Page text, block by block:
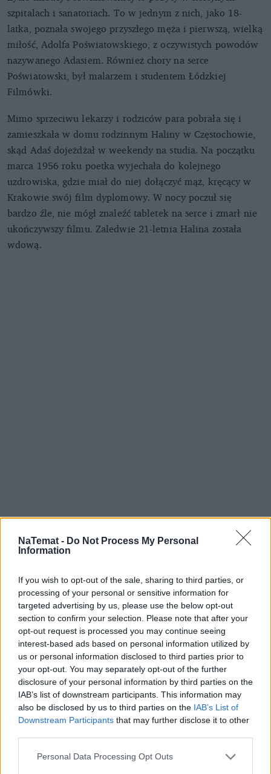
NaTemat - Do Not Process My Personal
Information
If you wish to opt-out of the sale, sharing to third parties, or
processing of your personal or sensitive information for
targeted advertising by us, please use the below opt-out
section to confirm your selection. Please note that after your
opt-out request is processed you may continue seeing
interest-based ads based on personal information utilized by
us or personal information disclosed to third parties prior to
your opt-out. You may separately opt-out of the further
disclosure of your personal information by third parties on the
IAB’s list of downstream participants. This information may
also be disclosed by us to third parties on the IAB’s List of
Downstream Participants that may further disclose it to other
Personal Data Processing Opt Outs
szpitalach i sanatoriach. To w jednym z nich, jako 18-
latka, poznała swojego przyszłego męża i pierwszą, wielką
miłość, Adolfa Poświatowskiego, z oczywistych powodów
nazywanego Adasiem. Również chory na serce
Poświatowski, był malarzem i studentem Łódzkiej
Filmówki.
Mimo sprzeciwu lekarzy i rodziców para pobrała się i
zamieszkała w domu rodzinnym Haliny w Częstochowie,
skąd Adaś dojeżdżał w weekendy na studia. Na początku
marca 1956 roku poetka wyjechała do kolejnego
uzdrowiska, gdzie miał do niej dołączyć mąż, kręcący w
Krakowie swój film dyplomowy. W nocy poczuł się
bardzo źle, nie mógł znaleźć tabletek na serce i zmarł nie
ukończywszy filmu. Zaledwie 21-letnia Halina została
wdową.
pod Warszawą (Janówek Pierwszy) |
kierunek:GÓRY #4